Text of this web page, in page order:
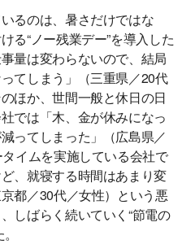
るのは、暑さだけではな
る“ノー残業デー”を導入した
量は変わらないので、結局
てしまう」（三重県／20代
ほか、世間一般と休日の日
では「木、金が休みになっ
ってしまった」（広島県／
イムを実施している会社で
、就寝する時間はあまり変
都／30代／女性）という悪
しばらく続いていく“節電の